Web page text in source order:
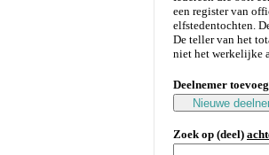
een register van
elfstedentochten.
De teller van het
niet het werkelijke
Deelnemer
Zoek op (deel)